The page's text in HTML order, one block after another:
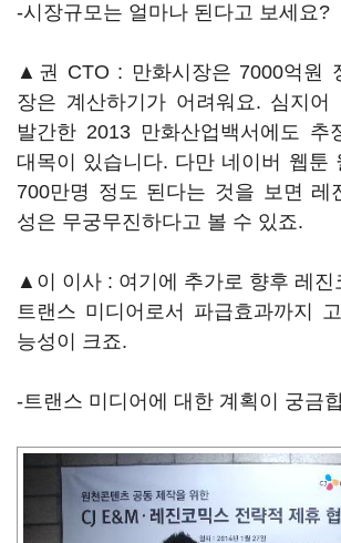
-시장규모는 얼마나 된다고 보세요?
▲권 CTO : 만화시장은 7000억원
장은 계산하기가 어려워요. 심지어
발간한 2013 만화산업백서에도 추
대목이 있습니다. 다만 네이버 웹툰
700만명 정도 된다는 것을 보면 레
성은 무궁무진하다고 볼 수 있죠.
▲이 이사 : 여기에 추가로 향후 레진
트랜스 미디어로서 파급효과까지
능성이 크죠.
-트랜스 미디어에 대한 계획이 궁금